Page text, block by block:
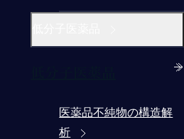
医薬品不純物の構造解
析